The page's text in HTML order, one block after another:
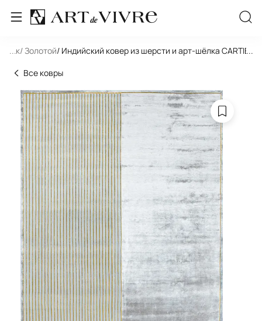
... / Золотой/ Индийский ковер из шерсти и арт-шёлка CARTIE ...
Все ковры